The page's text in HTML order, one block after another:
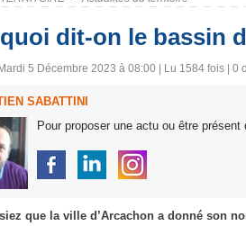
dit-on le bassin
5 Décembre 2023 à 08:00 | Lu 1584 fois | 0
SABATTINI
Pour proposer une actu ou être
que la ville d’Arcachon a donné son